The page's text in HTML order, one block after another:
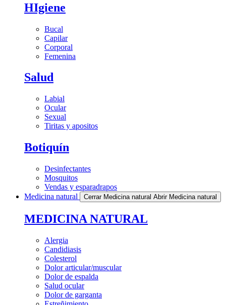
HIgiene
Bucal
Capilar
Corporal
Femenina
Salud
Labial
Ocular
Sexual
Tiritas y apositos
Botiquín
Desinfectantes
Mosquitos
Vendas y esparadrapos
Medicina natural
Cerrar Medicina natural Abrir Medicina natural
MEDICINA NATURAL
Alergia
Candidiasis
Colesterol
Dolor articular/muscular
Dolor de espalda
Salud ocular
Dolor de garganta